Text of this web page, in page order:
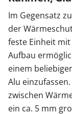
Im Gegensatz
der
feste Einheit
Aufbau
einem
Alu
zwischen
ein ca. 5 mm